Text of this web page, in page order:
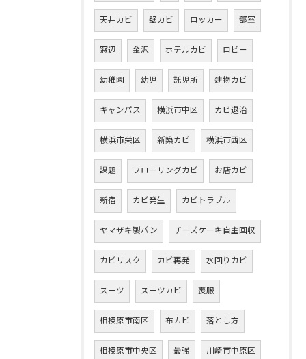
天井カビ 壁カビ ロッカー 部室
窓辺 金沢 ホテルカビ ロビー
幼稚園 幼児 託児所 建物カビ
キャンパス 横浜市中区 カビ退治
横浜市栄区 新築カビ 横浜市西区
課題 フローリングカビ お店カビ
新宿 カビ発生 カビトラブル
ヤマザキ製パン チーズケーキ自主回収
カビリスク カビ再発 水回りカビ
スーツ スーツカビ 喪服
相模原市南区 布カビ 落とし方
相模原市中央区 最強 川崎市中原区